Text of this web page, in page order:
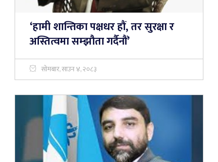
‘हामी शान्तिका पक्षधर हौं, तर सुरक्षा र
अस्तित्वमा सम्झौता गर्दैनौं’
सोमबार, साउन ४, २०८३